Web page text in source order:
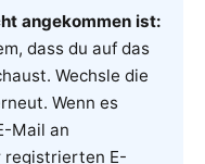
angekommen ist:
dass du auf das
Wechsle die
Wenn es
Mail an
registrierten E-